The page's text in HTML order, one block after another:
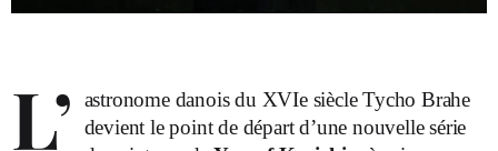
L’
astronome danois du XVIe siècle Tycho Brahe
devient le point de départ d’une nouvelle série